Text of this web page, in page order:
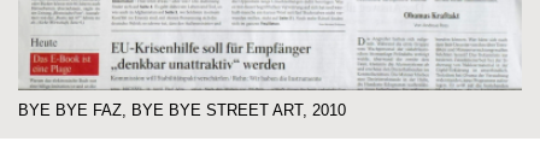
BYE BYE FAZ, BYE BYE STREET ART, 2010